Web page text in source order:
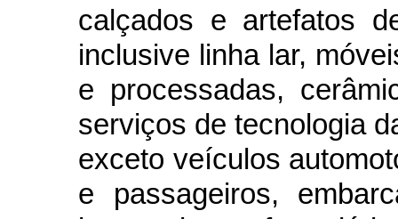
calçados e artefatos
inclusive linha lar,
e processadas,
serviços de tecnologia
exceto veículos
e passageiros,